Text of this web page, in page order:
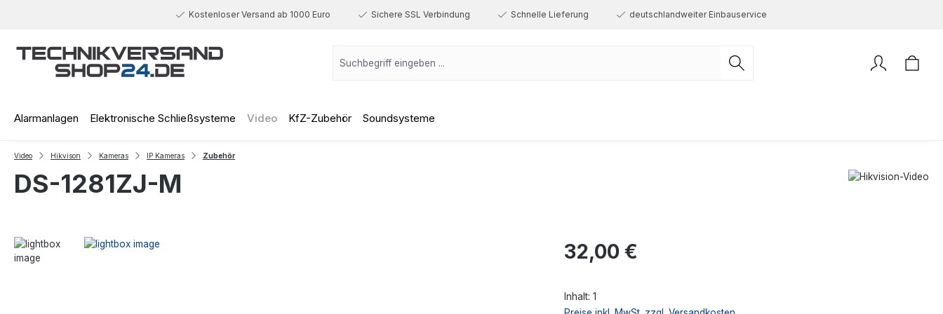
Kostenloser Versand ab 1000 Euro Sichere SSL Verbindung Schnelle Lieferung deutschlandweiter Einbauservice
Alarmanlagen Elektronische Schließsysteme Video KfZ-Zubehör Soundsysteme
Video Hikvison Kameras IP Kameras Zubehör
DS-1281ZJ-M
Regulärer Preis:
32,00 €
Inhalt: 1